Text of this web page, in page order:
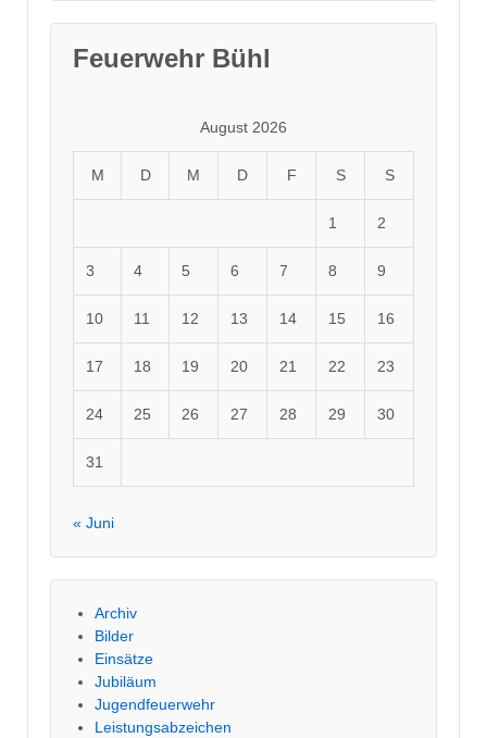
Feuerwehr Bühl
August 2026
M D M D F S S
1 2
3 4 5 6 7 8 9
10 11 12 13 14 15 16
17 18 19 20 21 22 23
24 25 26 27 28 29 30
31
« Juni
Archiv
Bilder
Einsätze
Jubiläum
Jugendfeuerwehr
Leistungsabzeichen